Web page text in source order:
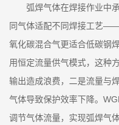
弧焊气体在焊接作业中
同气体适配不同焊接工艺
氧化碳混合气更适合低碳钢
用恒定流量供气模式，这种
输出造成浪费，二是流量与
气体导致保护效率下降。
调节气体流量，实现弧焊气